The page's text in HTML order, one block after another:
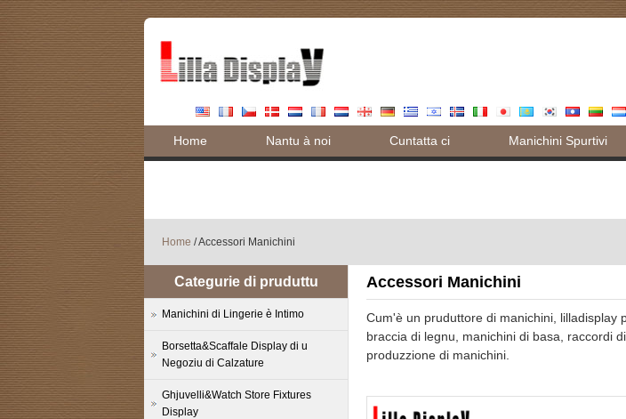
Home Nantu à noi Cuntatta ci Manichini Spurtivi
Home / Accessori Manichini
Accessori Manichini
Cum'è un pruduttore di manichini, lilladisplay
braccia di legnu, manichini di basa, raccordi
produzzione di manichini.
Categurie di pruduttu
Manichini di Lingerie è Intimo
Borsetta&Scaffale Display di u
Negoziu di Calzature
Ghjuvelli&Watch Store Fixtures
Display